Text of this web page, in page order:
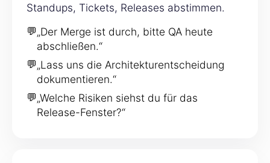
Standups, Tickets, Releases abstimmen.
💬„Der Merge ist durch, bitte QA heute
abschließen.“
💬„Lass uns die Architekturentscheidung
dokumentieren.“
💬„Welche Risiken siehst du für das
Release-Fenster?“